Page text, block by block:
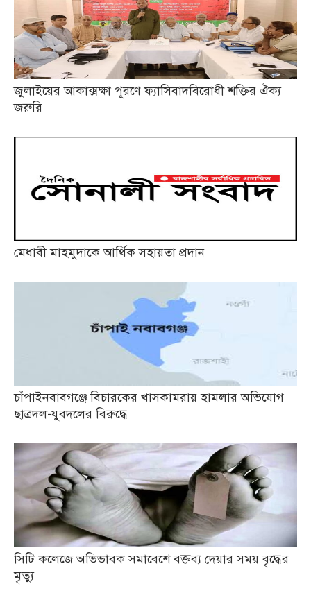
জুলাইয়ের আকাক্সক্ষা পূরণে ফ্যাসিবাদবিরোধী শক্তির ঐক্য
জরুরি
মেধাবী মাহমুদাকে আর্থিক সহায়তা প্রদান
চাঁপাইনবাবগঞ্জে বিচারকের খাসকামরায় হামলার অভিযোগ
ছাত্রদল-যুবদলের বিরুদ্ধে
সিটি কলেজে অভিভাবক সমাবেশে বক্তব্য দেয়ার সময় বৃদ্ধের
মৃত্যু